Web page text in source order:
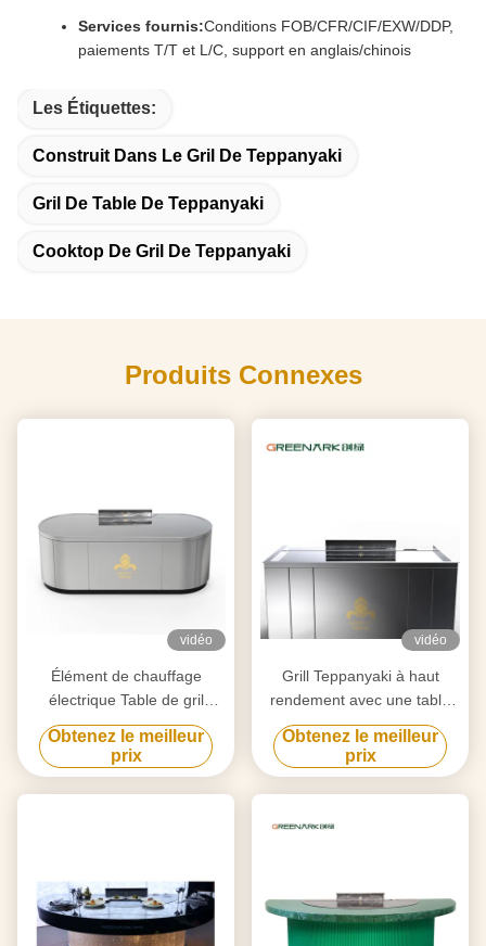
Services fournis:Conditions FOB/CFR/CIF/EXW/DDP,
paiements T/T et L/C, support en anglais/chinois
Les Étiquettes:
Construit Dans Le Gril De Teppanyaki
Gril De Table De Teppanyaki
Cooktop De Gril De Teppanyaki
Produits Connexes
vidéo
Élément de chauffage
électrique Table de gril
Teppanyaki pour la
purification personnalisée
selon vos besoins
Obtenez le meilleur
prix
vidéo
Grill Teppanyaki à haut
rendement avec une table
de 20 mm en acier allié de
qualité alimentaire et un
chauffage intelligent
Obtenez le meilleur
prix